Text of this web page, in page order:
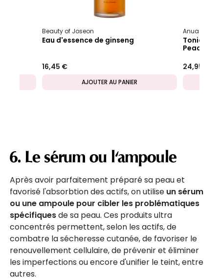
Beauty of Joseon
Eau d'essence de ginseng
16,45 €
AJOUTER AU PANIER
Anua
Tonique
Peach
24,95 €
6. Le sérum ou l'ampoule
Après avoir parfaitement préparé sa peau et
favorisé l'absorbtion des actifs, on utilise un sérum
ou une ampoule pour cibler les problématiques
spécifiquesde sa peau. Ces produits ultra
concentrés permettent, selon les actifs, de
combatre la sécheresse cutanée, de favoriser le
renouvellement cellulaire, de prévenir et éliminer
les imperfections ou encore d'unifier le teint, entre
autres.